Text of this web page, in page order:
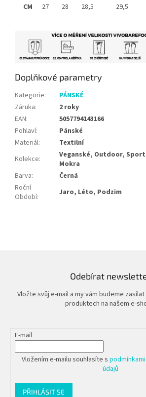
CM
27 28 28,5 29,5
Doplňkové parametry
Kategorie:
PÁNSKÉ
Záruka:
2 roky
EAN:
5057794143166
Pohlaví:
Pánské
Materiál:
Textilní
Kolekce:
Veganské, Outdoor,
Mokra
Barva:
Černá
Roční
Období: Jaro, Léto, Podzim
Odebírat
Vložte svůj e-mail a my vám budeme
produktech na našem e-
E-mail
Vložením e-mailu souhlasíte s
údajů
PŘIHLÁSIT SE